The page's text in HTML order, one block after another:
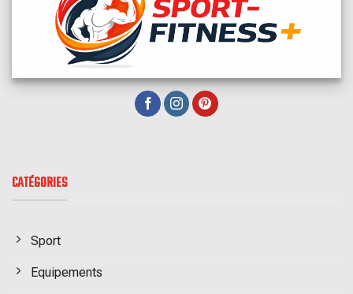
CATÉGORIES
Sport
Equipements